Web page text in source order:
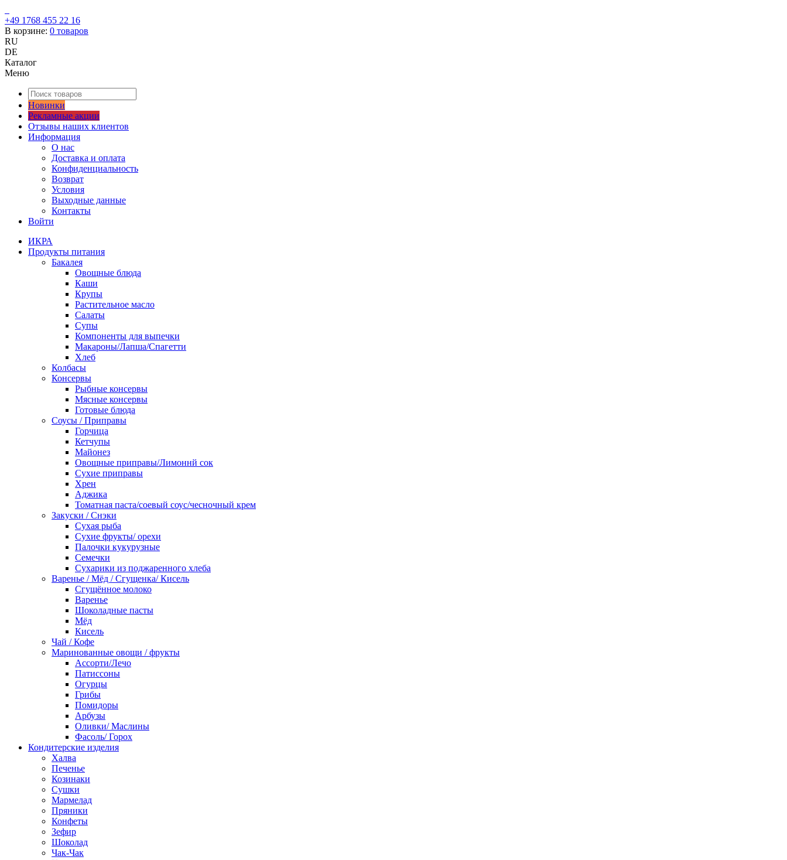
+49 1768 455 22 16
В корзине: 0 товаров
RU
DE
Каталог
Меню
Новинки
Рекламные акции
Отзывы наших клиентов
Информация
О нас
Доставка и оплата
Конфиденциальность
Возврат
Условия
Выходные данные
Контакты
Войти
ИКРА
Продукты питания
Бакалея
Овощные блюда
Каши
Крупы
Растительное масло
Салаты
Супы
Компоненты для выпечки
Макароны/Лапша/Спагетти
Хлеб
Колбасы
Консервы
Рыбные консервы
Мясные консервы
Готовые блюда
Соусы / Приправы
Горчица
Кетчупы
Майонез
Овощные приправы/Лимоннй сок
Сухие приправы
Хрен
Аджика
Томатная паста/соевый соус/чесночный крем
Закуски / Снэки
Сухая рыба
Сухие фрукты/ орехи
Палочки кукурузные
Семечки
Сухарики из поджаренного хлеба
Варенье / Мёд / Сгущенка/ Кисель
Сгущённое молоко
Варенье
Шоколадные пасты
Мёд
Кисель
Чай / Кофе
Маринованные овощи / фрукты
Ассорти/Лечо
Патиссоны
Огурцы
Грибы
Помидоры
Арбузы
Оливки/ Маслины
Фасоль/ Горох
Кондитерские изделия
Халва
Печенье
Козинаки
Сушки
Мармелад
Пряники
Конфеты
Зефир
Шоколад
Чак-Чак